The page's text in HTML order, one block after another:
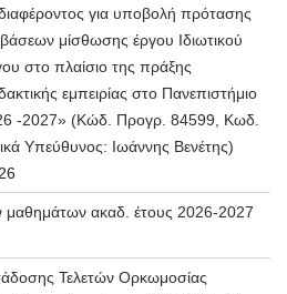
για υποβολή πρότασης
μίσθωσης έργου Ιδιωτικού
στο πλαίσιο της πράξης
εμπειρίας στο Πανεπιστήμιο
-2027» (Κώδ. Προγρ. 84599, Κωδ.
Υπεύθυνος: Ιωάννης Βενέτης)
μαθημάτων ακαδ. έτους 2026-2027
Τελετών Ορκωμοσίας